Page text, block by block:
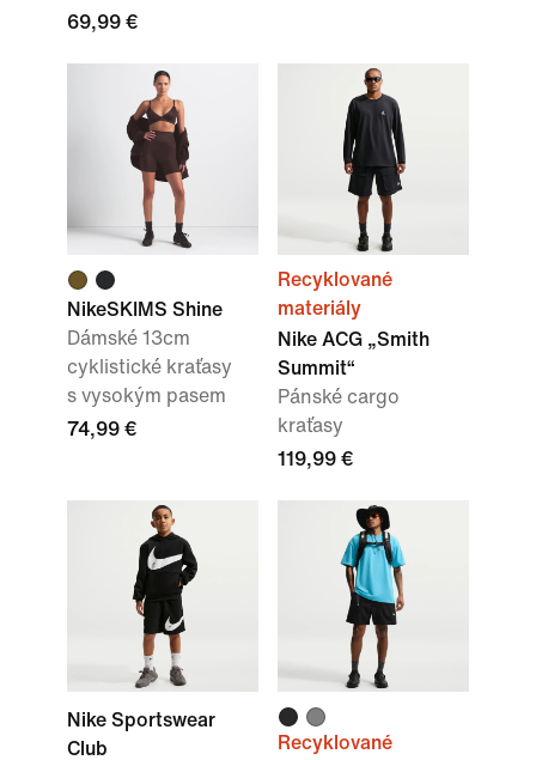
69,99 €
NikeSKIMS Shine
Dámské 13cm
cyklistické kraťasy
s vysokým pasem
74,99 €
Recyklované
materiály
Nike ACG „Smith
Summit“
Pánské cargo
kraťasy
119,99 €
Nike Sportswear
Club
Recyklované